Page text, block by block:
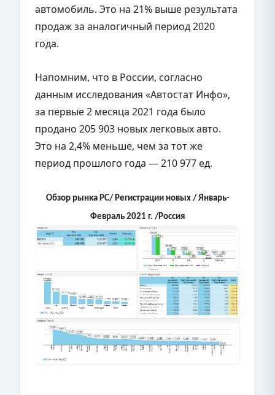
автомобиль. Это на 21% выше результата
продаж за аналогичный период 2020
года.
Напомним, что в России, согласно
данным исследования «Автостат Инфо»,
за первые 2 месяца 2021 года было
продано 205 903 новых легковых авто.
Это на 2,4% меньше, чем за тот же
период прошлого года — 210 977 ед.
Обзор рынка PC/ Регистрации новых / Январь-
Февраль 2021 г. /Россия